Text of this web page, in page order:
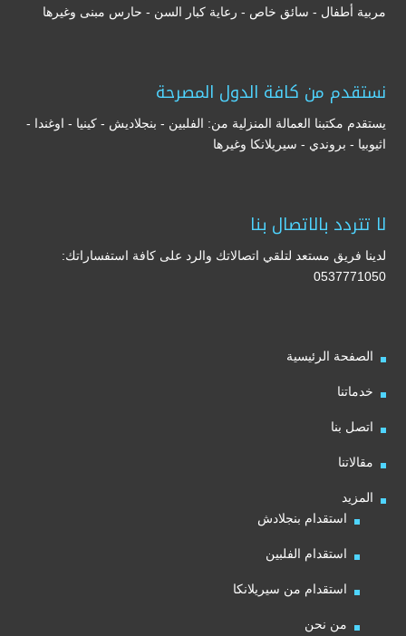
مربية أطفال - سائق خاص - رعاية كبار السن - حارس مبنى وغيرها
نستقدم من كافة الدول المصرحة
يستقدم مكتبنا العمالة المنزلية من: الفلبين - بنجلاديش - كينيا - اوغندا -
اثيوبيا - بروندي - سيريلانكا وغيرها
لا تتردد بالاتصال بنا
لدينا فريق مستعد لتلقي اتصالاتك والرد على كافة استفساراتك:
0537771050
الصفحة الرئيسية
خدماتنا
اتصل بنا
مقالاتنا
المزيد
استقدام بنجلادش
استقدام الفلبين
استقدام من سيريلانكا
من نحن